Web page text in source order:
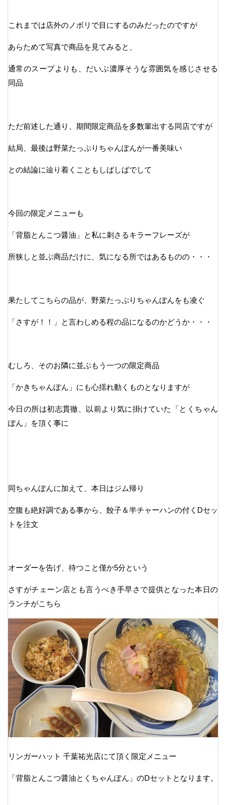
これまでは店外のノボリで目にするのみだったのですが
あらためて写真で商品を見てみると、
通常のスープよりも、だいぶ濃厚そうな雰囲気を感じさせる
同品
ただ前述した通り、期間限定商品を多数輩出する同店ですが
結局、最後は野菜たっぷりちゃんぽんが一番美味い
との結論に辿り着くこともしばしばでして
今回の限定メニューも
「背脂とんこつ醤油」と私に刺さるキラーフレーズが
所狭しと並ぶ商品だけに、気になる所ではあるものの・・・
果たしてこちらの品が、野菜たっぷりちゃんぽんをも凌ぐ
「さすが！！」と言わしめる程の品になるのかどうか・・・
むしろ、そのお隣に並ぶもう一つの限定商品
「かきちゃんぽん」にも心揺れ動くものとなりますが
今日の所は初志貫徹、以前より気に掛けていた「とくちゃん
ぽん」を頂く事に
同ちゃんぽんに加えて、本日はジム帰り
空腹も絶好調である事から、餃子＆半チャーハンの付くDセッ
トを注文
オーダーを告げ、待つこと僅か5分という
さすがチェーン店とも言うべき手早さで提供となった本日の
ランチがこちら
リンガーハット 千葉祐光店にて頂く限定メニュー
「背脂とんこつ醤油とくちゃんぽん」のDセットとなります。